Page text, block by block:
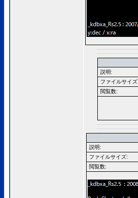
説明:
ファイルサイズ:
閲覧数:
説明:
ファイルサイズ:
閲覧数: